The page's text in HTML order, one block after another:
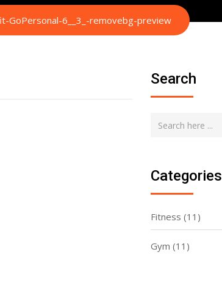
GoPersonal-6__3_-removebg-preview
Search
Categories
Fitness (11)
Gym (11)